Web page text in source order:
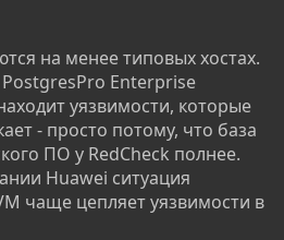
на менее типовых хостах.
PostgresPro Enterprise
уязвимости, которые
- просто потому, что база
ПО у RedCheck полнее.
Huawei ситуация
чаще цепляет уязвимости в